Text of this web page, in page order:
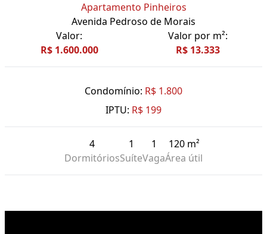
Apartamento Pinheiros
Avenida Pedroso de Morais
Valor:
R$ 1.600.000
Valor por m²:
R$ 13.333
Condomínio: R$ 1.800
IPTU: R$ 199
4
Dormitórios
1
Suíte
1
Vaga
120 m²
Área útil